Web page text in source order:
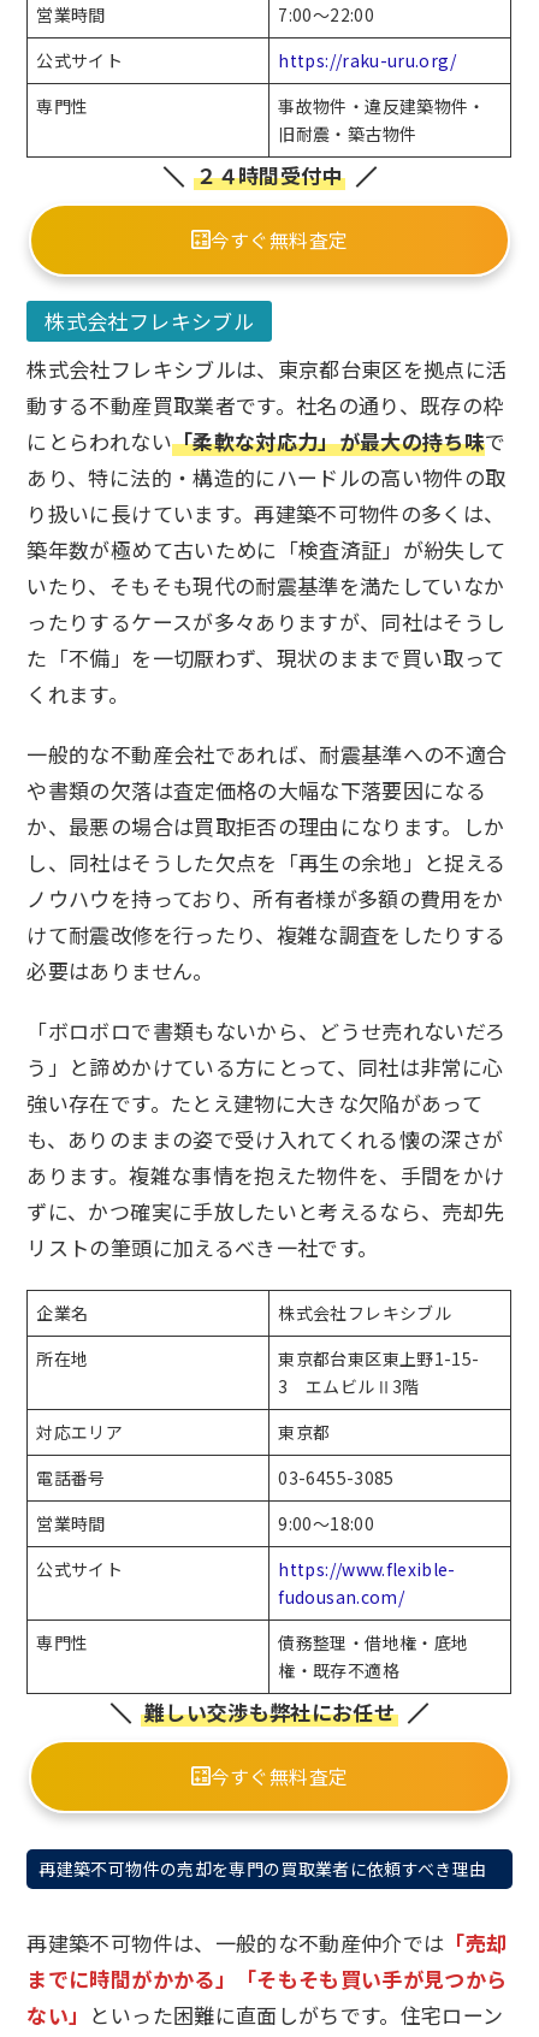
営業時間
7:00～22:00
公式サイト
https://raku-uru.org/
専門性
事故物件・違反建築物件・
旧耐震・築古物件
２４時間受付中
今すぐ無料査定
株式会社フレキシブル
株式会社フレキシブルは、東京都台東区を拠点に活
動する不動産買取業者です。社名の通り、既存の枠
にとらわれない「柔軟な対応力」が最大の持ち味で
あり、特に法的・構造的にハードルの高い物件の取
り扱いに長けています。再建築不可物件の多くは、
築年数が極めて古いために「検査済証」が紛失して
いたり、そもそも現代の耐震基準を満たしていなか
ったりするケースが多々ありますが、同社はそうし
た「不備」を一切厭わず、現状のままで買い取って
くれます。
一般的な不動産会社であれば、耐震基準への不適合
や書類の欠落は査定価格の大幅な下落要因になる
か、最悪の場合は買取拒否の理由になります。しか
し、同社はそうした欠点を「再生の余地」と捉える
ノウハウを持っており、所有者様が多額の費用をか
けて耐震改修を行ったり、複雑な調査をしたりする
必要はありません。
「ボロボロで書類もないから、どうせ売れないだろ
う」と諦めかけている方にとって、同社は非常に心
強い存在です。たとえ建物に大きな欠陥があって
も、ありのままの姿で受け入れてくれる懐の深さが
あります。複雑な事情を抱えた物件を、手間をかけ
ずに、かつ確実に手放したいと考えるなら、売却先
リストの筆頭に加えるべき一社です。
企業名
株式会社フレキシブル
所在地
東京都台東区東上野1-15-
3 エムビルⅡ3階
対応エリア
東京都
電話番号
03-6455-3085
営業時間
9:00～18:00
公式サイト
https://www.flexible-
fudousan.com/
専門性
債務整理・借地権・底地
権・既存不適格
難しい交渉も弊社にお任せ
今すぐ無料査定
再建築不可物件の売却を専門の買取業者に依頼すべき理由
再建築不可物件は、一般的な不動産仲介では 「売却
までに時間がかかる」「そもそも買い手が見つから
ない」 といった困難に直面しがちです。住宅ローン